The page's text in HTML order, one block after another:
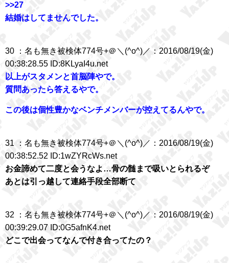
>>27
結婚はしてませんでした。
30 ：名も無き被検体774号+＠＼(^o^)／：2016/08/19(金)
00:38:28.55 ID:8KLyaI4u.net
以上がスタメンと首脳陣やで。
質問あったら答えるやで。
この後は個性豊かなベンチメンバーが控えてるんやで。
31 ：名も無き被検体774号+＠＼(^o^)／：2016/08/19(金)
00:38:52.52 ID:1wZYRcWs.net
お金諦めて二度と会うなよ…骨の髄まで吸いとられるぞ
あとは引っ越して連絡手段全部断て
32 ：名も無き被検体774号+＠＼(^o^)／：2016/08/19(金)
00:39:29.07 ID:0G5afnK4.net
どこで出会ってなんで付き合ってたの？